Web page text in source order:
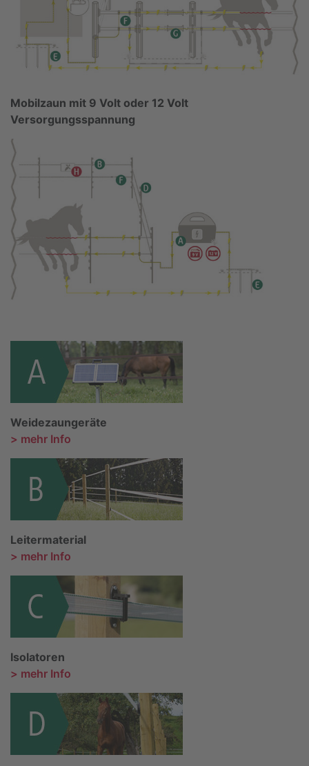
Mobilzaun mit 9 Volt oder 12 Volt
Versorgungsspannung
Weidezaungeräte
> mehr Info
Leitermaterial
> mehr Info
Isolatoren
> mehr Info